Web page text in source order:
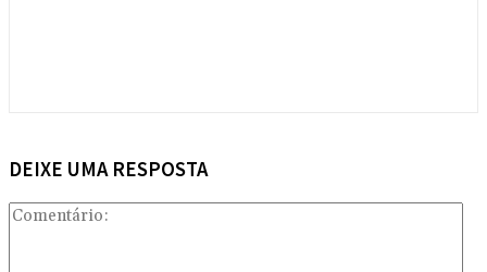
DEIXE UMA RESPOSTA